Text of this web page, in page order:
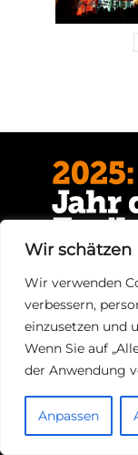
Wir schätzen
Wir verwenden
verbessern,
einzusetzen und
Wenn Sie auf
der Anwendung
Anpassen
Gedenkjahr
Kalender &
Tickets zur
Unterwegs